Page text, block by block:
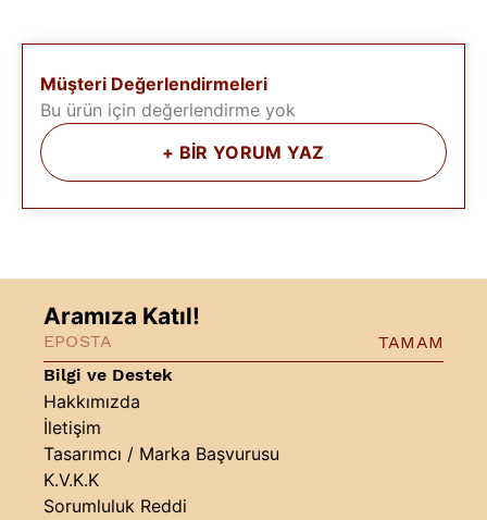
Müşteri Değerlendirmeleri
Bu ürün için değerlendirme yok
+ BİR YORUM YAZ
Bilgi ve Destek
Hakkımızda
İletişim
Tasarımcı / Marka Başvurusu
K.V.K.K
Sorumluluk Reddi
Aramıza Katıl!
TAMAM